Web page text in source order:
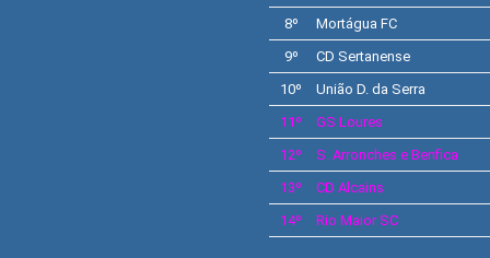
8º
Mortágua FC
9º
CD Sertanense
10º
União D. da Serra
11º
GS Loures
12º
S. Arronches e Benfica
13º
CD Alcains
14º
Rio Maior SC